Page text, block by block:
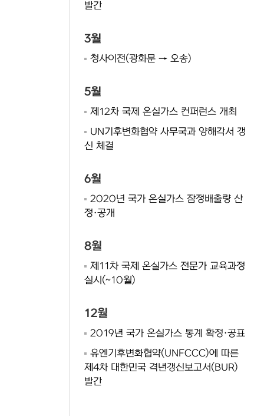
발간
3월
청사이전(광화문 → 오송)
5월
제12차 국제 온실가스 컨퍼런스 개최
UN기후변화협약 사무국과 양해각서 갱
신 체결
6월
2020년 국가 온실가스 잠정배출량 산
정·공개
8월
제11차 국제 온실가스 전문가 교육과정
실시(~10월)
12월
2019년 국가 온실가스 통계 확정·공표
유엔기후변화협약(UNFCCC)에 따른
제4차 대한민국 격년갱신보고서(BUR)
발간